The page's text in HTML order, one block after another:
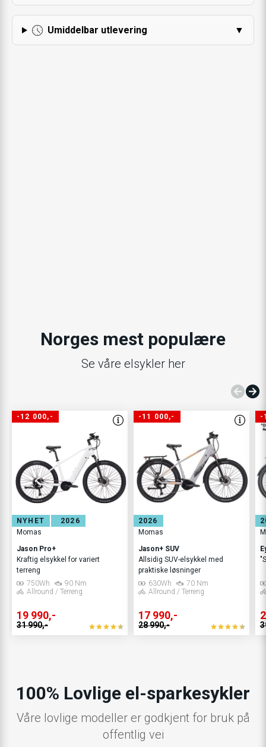
Umiddelbar utlevering ▼
Norges mest populære
Se våre elsykler her
-12 000,-
NYHET
2026
Momas
Jason Pro+
Kraftig elsykkel for variert
terreng
750Wh
90 Nm
Allround / Terreng
19 990,-
31 990,-
-11 000,-
2026
Momas
Jason+ SUV
Allsidig SUV-elsykkel med
praktiske løsninger
630Wh
70 Nm
Allround / Terreng
17 990,-
28 990,-
-
100% Lovlige el-sparkesykler
Våre lovlige modeller er godkjent for bruk på
offentlig vei